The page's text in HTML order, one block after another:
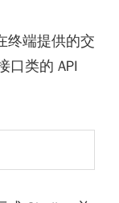
终端提供的交
口类的 API